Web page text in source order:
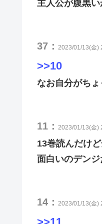
主人公が腹黒
37： 2023/01/13(金)
>>10
なお自分がち
11： 2023/01/13(金)
13巻読んだけ
面白いのデン
14： 2023/01/13(金)